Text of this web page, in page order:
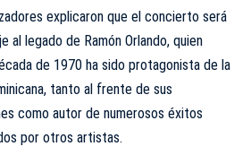
explicaron que el concierto será
al legado de Ramón Orlando, quien
de 1970 ha sido protagonista de la
tanto al frente de sus
como autor de numerosos éxitos
por otros artistas.